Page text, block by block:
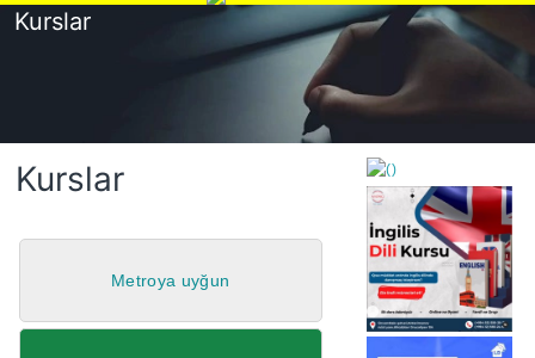
Kurslar
Kurslar
Metroya uyğun
https://wa.me/